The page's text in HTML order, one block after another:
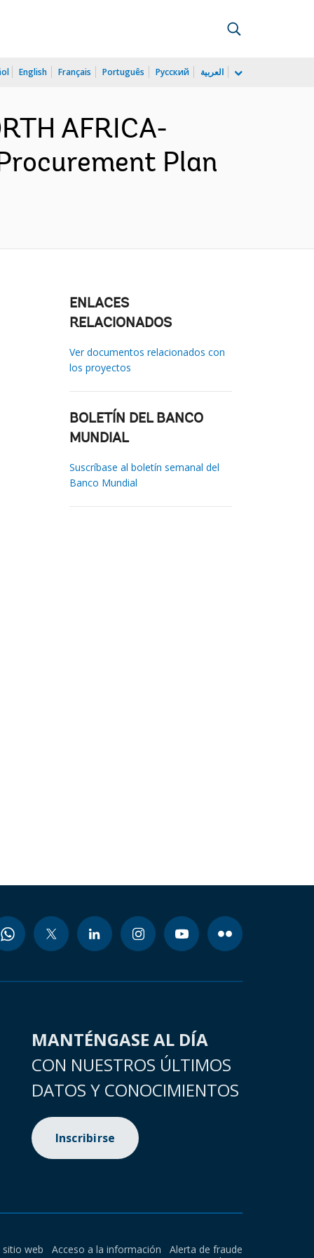
English Français Português Русский العربية
AFRICA-
Plan
ENLACES
RELACIONADOS
Ver documentos relacionados con
los proyectos
BOLETÍN DEL BANCO
MUNDIAL
Suscríbase al boletín semanal del
Banco Mundial
MANTÉNGASE AL DÍA
CON NUESTROS ÚLTIMOS
DATOS Y CONOCIMIENTOS
Inscribirse
sitio web Acceso a la información
Alerta de fraude